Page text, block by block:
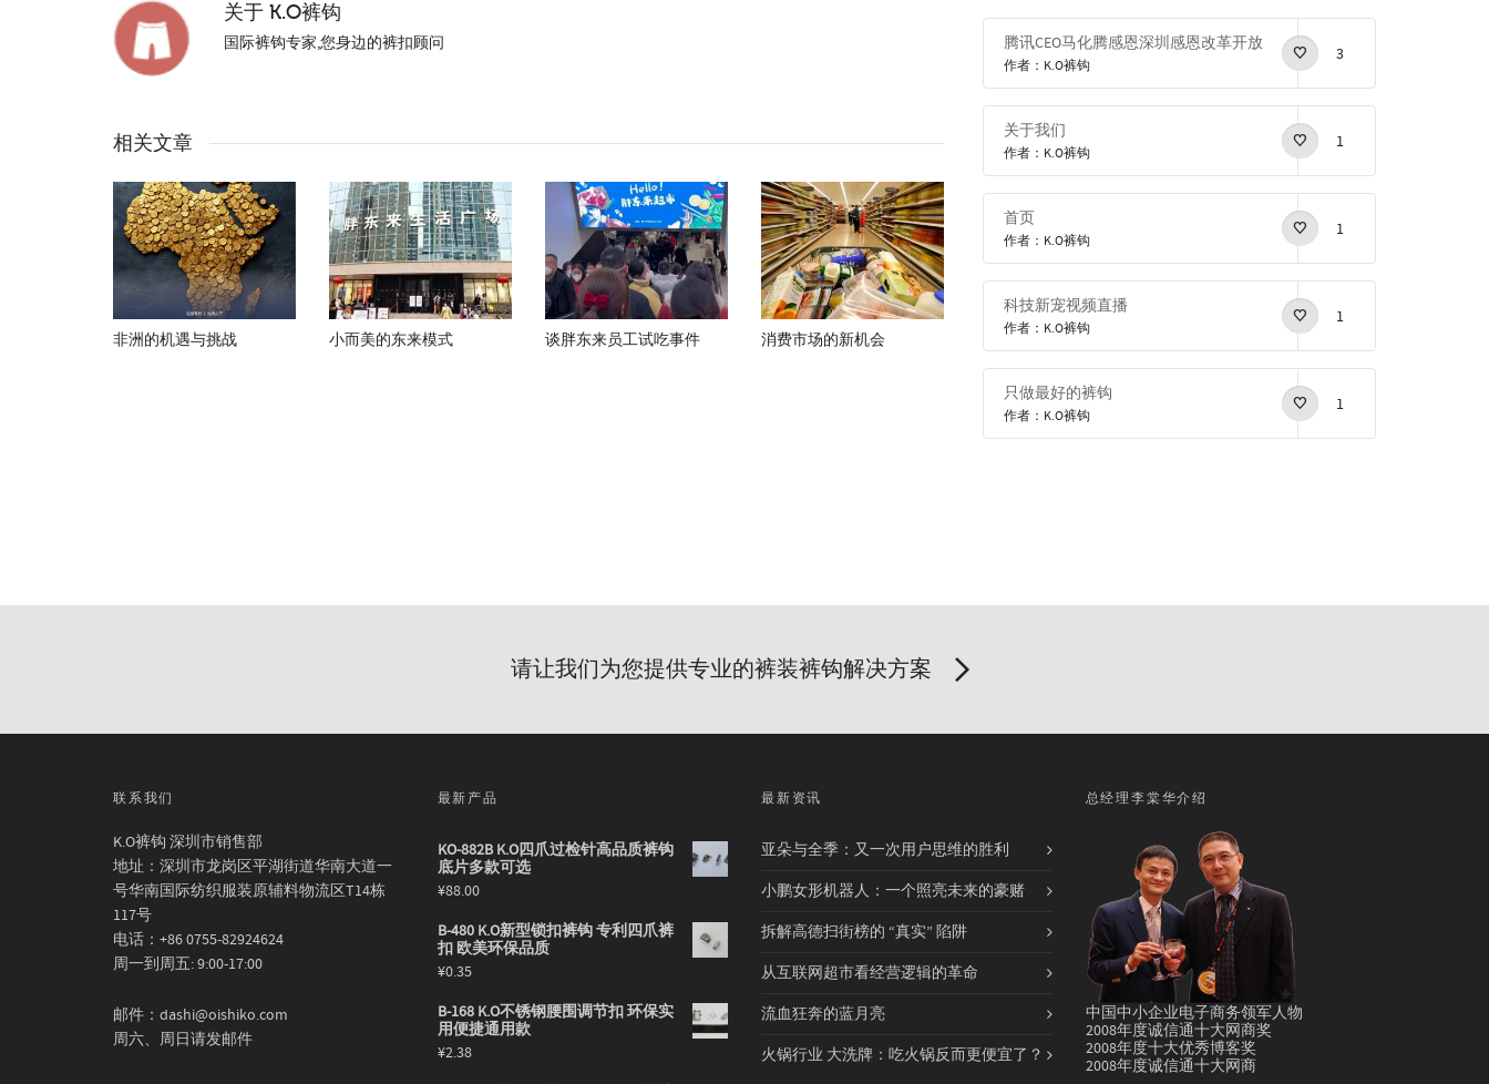
关于 K.O裤钩
国际裤钩专家,您身边的裤扣顾问
相关文章
非洲的机遇与挑战 小而美的东来模式 谈胖东来员工试吃事件 消费市场的新机会
腾讯CEO马化腾感恩深圳感恩改革开放
作者：K.O裤钩
3
关于我们
作者：K.O裤钩
1
首页
作者：K.O裤钩
1
科技新宠视频直播
作者：K.O裤钩
1
只做最好的裤钩
作者：K.O裤钩
1
请让我们为您提供专业的裤装裤钩解决方案
联系我们
K.O裤钩 深圳市销售部
地址：深圳市龙岗区平湖街道华南大道一
号华南国际纺织服装原辅料物流区T14栋
117号
电话：+86 0755-82924624
周一到周五: 9:00-17:00
邮件：dashi@oishiko.com
周六、周日请发邮件
最新产品
KO-882B K.O四爪过检针高品质裤钩
底片多款可选
¥88.00
B-480 K.O新型锁扣裤钩 专利四爪裤
扣 欧美环保品质
¥0.35
B-168 K.O不锈钢腰围调节扣 环保实
用便捷通用款
¥2.38
最新资讯
亚朵与全季：又一次用户思维的胜利
小鹏女形机器人：一个照亮未来的豪赌
拆解高德扫街榜的 “真实” 陷阱
从互联网超市看经营逻辑的革命
流血狂奔的蓝月亮
火锅行业 大洗牌：吃火锅反而更便宜了？
总经理李棠华介绍
中国中小企业电子商务领军人物
2008年度诚信通十大网商奖
2008年度十大优秀博客奖
2008年度诚信通十大网商